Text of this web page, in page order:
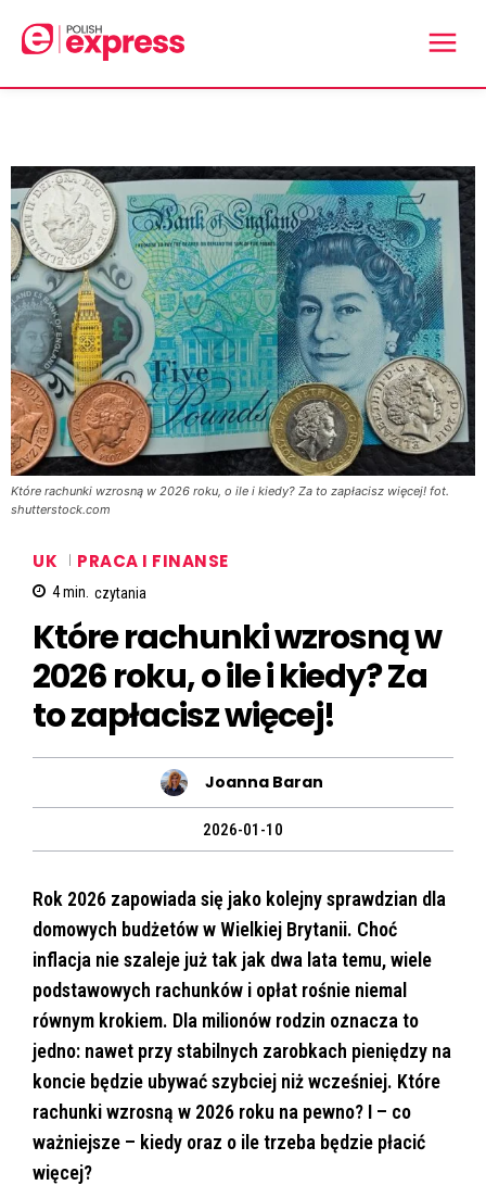
Które rachunki wzrosną w 2026 roku, o ile i kiedy? Za to zapłacisz więcej! fot.
shutterstock.com
UK PRACA I FINANSE
4min. czytania
Które rachunki wzrosną w
2026 roku, o ile i kiedy? Za
to zapłacisz więcej!
Joanna Baran
2026-01-10
Rok 2026 zapowiada się jako kolejny sprawdzian dla
domowych budżetów w Wielkiej Brytanii. Choć
inflacja nie szaleje już tak jak dwa lata temu, wiele
podstawowych rachunków i opłat rośnie niemal
równym krokiem. Dla milionów rodzin oznacza to
jedno: nawet przy stabilnych zarobkach pieniędzy na
koncie będzie ubywać szybciej niż wcześniej. Które
rachunki wzrosną w 2026 roku na pewno? I – co
ważniejsze – kiedy oraz o ile trzeba będzie płacić
więcej?